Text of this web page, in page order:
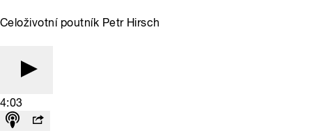
Celoživotní poutník Petr Hirsch
4:03